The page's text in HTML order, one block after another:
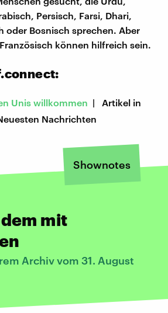
Persisch, Farsi, Dhari,
oder Bosnisch sprechen. Aber
können hilfreich sein.
Unis willkommen | Artikel in
Nachrichten
Shownotes
mit
Archiv vom 31. August